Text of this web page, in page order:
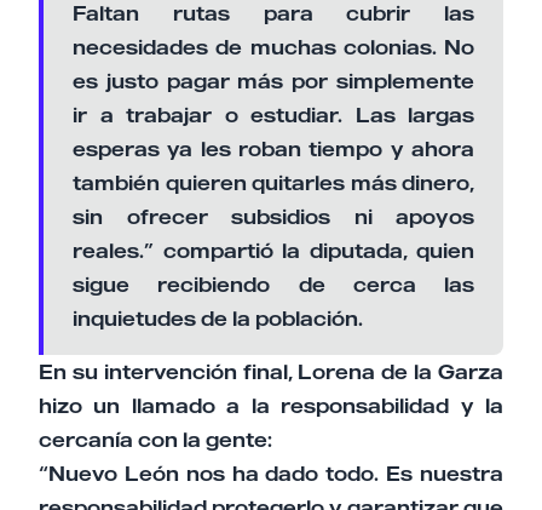
Faltan rutas para cubrir las
necesidades de muchas colonias. No
es justo pagar más por simplemente
ir a trabajar o estudiar. Las largas
esperas ya les roban tiempo y ahora
también quieren quitarles más dinero,
sin ofrecer subsidios ni apoyos
reales.” compartió la diputada, quien
sigue recibiendo de cerca las
inquietudes de la población.
En su intervención final, Lorena de la Garza
hizo un llamado a la responsabilidad y la
cercanía con la gente:
“Nuevo León nos ha dado todo. Es nuestra